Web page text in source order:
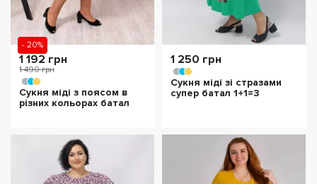
- 20%
1 192 грн
1 490 грн
Сукня міді з поясом в
різних кольорах батал
1 250 грн
Сукня міді зі стразами
супер батал 1+1=3